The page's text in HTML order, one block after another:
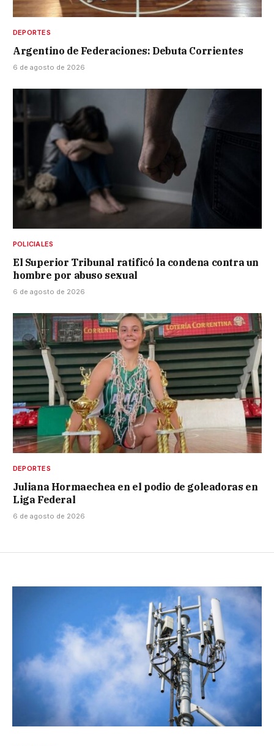
DEPORTES
Argentino de Federaciones: Debuta Corrientes
6 de agosto de 2026
POLICIALES
El Superior Tribunal ratificó la condena contra un
hombre por abuso sexual
6 de agosto de 2026
DEPORTES
Juliana Hormaechea en el podio de goleadoras en
Liga Federal
6 de agosto de 2026